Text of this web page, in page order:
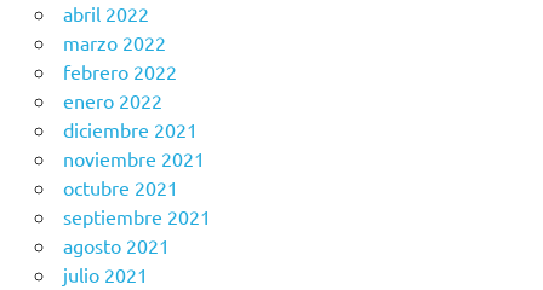
abril 2022
marzo 2022
febrero 2022
enero 2022
diciembre 2021
noviembre 2021
octubre 2021
septiembre 2021
agosto 2021
julio 2021